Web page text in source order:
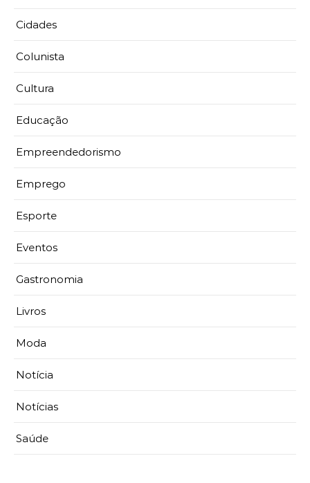
Cidades
Colunista
Cultura
Educação
Empreendedorismo
Emprego
Esporte
Eventos
Gastronomia
Livros
Moda
Notícia
Notícias
Saúde